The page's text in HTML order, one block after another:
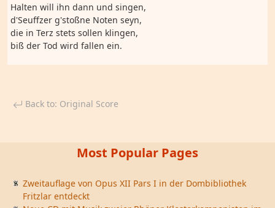
Halten will ihn dann und singen,
d'Seuffzer g'stoßne Noten seyn,
die in Terz stets sollen klingen,
biß der Tod wird fallen ein.
Back to: Original Score
Most Popular Pages
Zweitauflage von Opus XII Pars I in der Dombibliothek
Fritzlar entdeckt